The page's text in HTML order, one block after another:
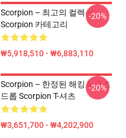
Scorpion – 최고의 컬렉션
Scorpion 카테고리
₩5,918,510 - ₩6,883,110
-20%
Scorpion – 한정된 해킹 & 구조
드롭 Scorpion T-셔츠
₩3,651,700 - ₩4,202,900
-20%